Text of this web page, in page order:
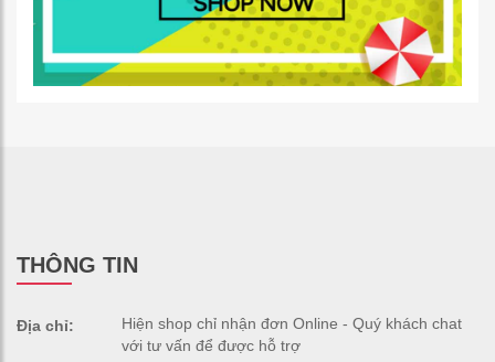
THÔNG TIN
Địa chỉ:
Hiện shop chỉ nhận đơn Online - Quý khách chat
với tư vấn để được hỗ trợ